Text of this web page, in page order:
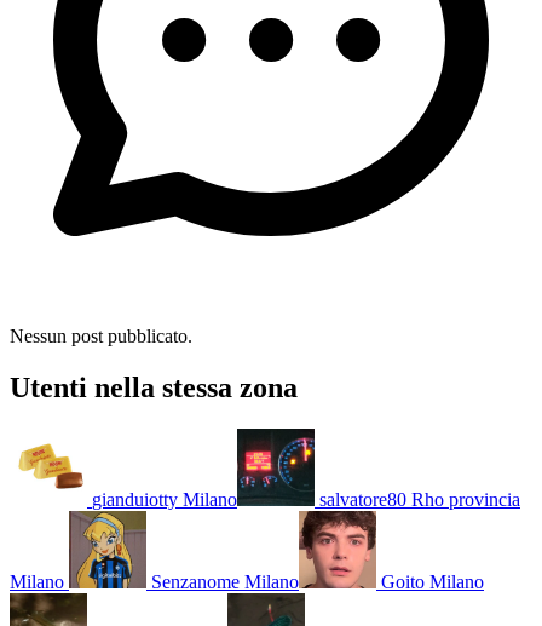
Nessun post pubblicato.
Utenti nella stessa zona
gianduiotty Milano salvatore80 Rho provincia
Milano Senzanome Milano Goito Milano